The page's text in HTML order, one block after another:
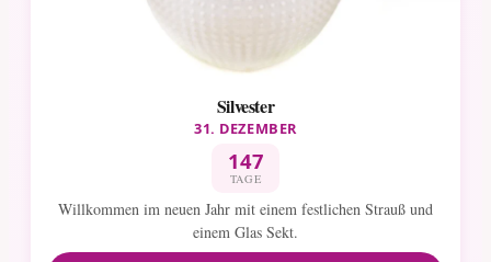
Silvester
31. DEZEMBER
147
TAGE
Willkommen im neuen Jahr mit einem festlichen Strauß und
einem Glas Sekt.